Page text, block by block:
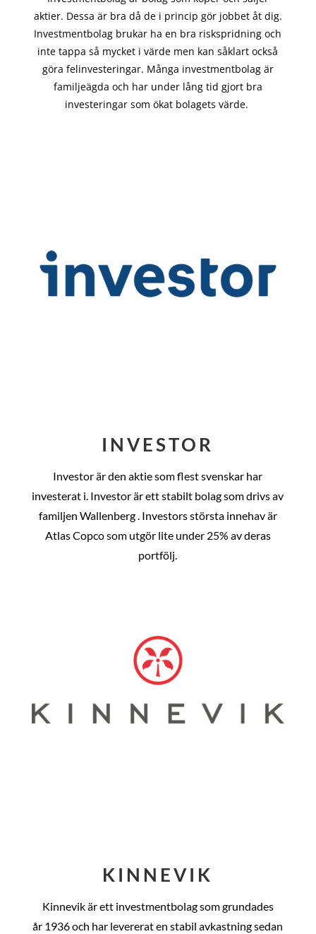
aktier. Dessa är bra då de i princip görjobbet åt dig.
Investmentbolag brukar ha en bra riskspridning och
inte tappa så mycket i värde men kan såklart också
göra felinvesteringar. Många investmentbolag är
familjeägda och har under lång tid gjort bra
investeringar som ökat bolagets värde.
INVESTOR
Investor är den aktie som flest svenskar har
investerat i. Investor är ett stabilt bolag som drivs av
familjen Wallenberg . Investors största innehav är
Atlas Copco som utgör lite under 25% av deras
portfölj.
KINNEVIK
Kinnevik är ett investmentbolag som grundades
år 1936 och har levererat en stabil avkastning sedan